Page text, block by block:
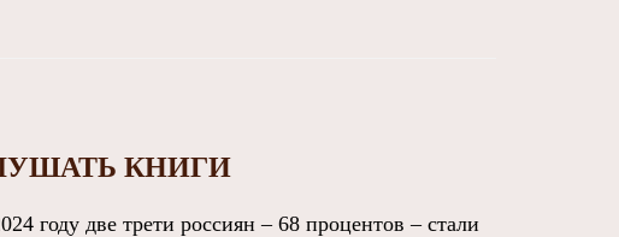
КНИГИ
году две трети россиян – 68 процентов – стали